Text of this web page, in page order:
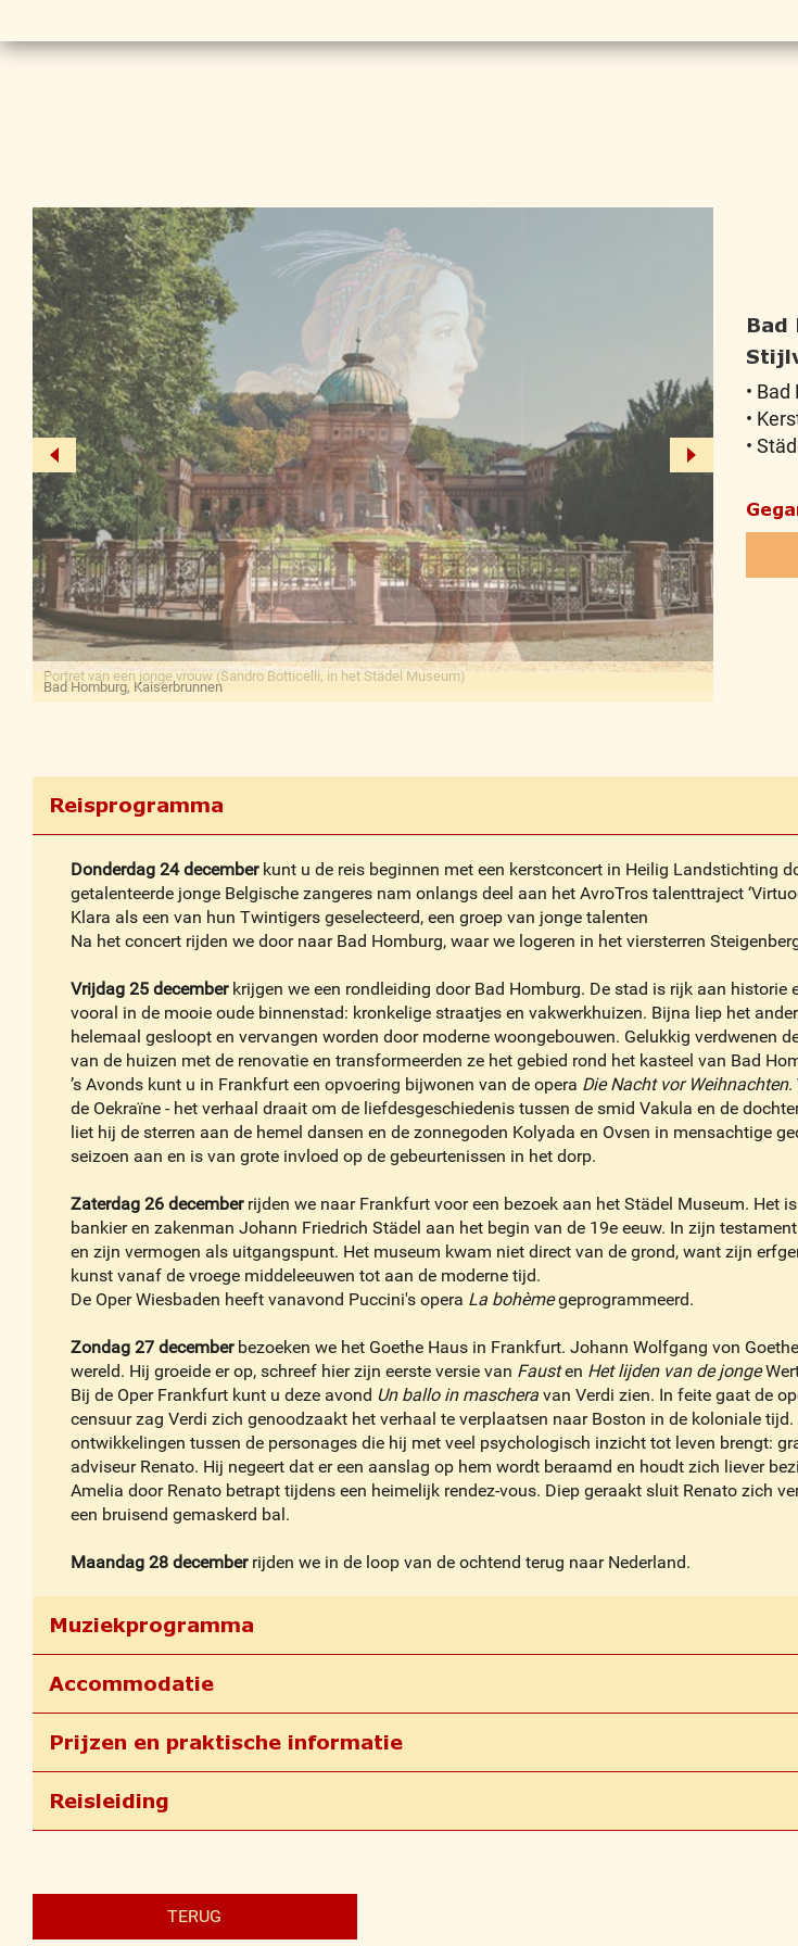
Bad Homburg, Kaiserbrunnen
Bad
•
•
•
Reisprogramma
Donderdag 24 decemberkunt u de reis beginnen met een kerstconcert in Heilig Landstichting
getalenteerde jonge Belgische zangeres nam onlangs deel aan het AvroTros talenttraject
Klara als een van hun Twintigers geselecteerd, een groep van jonge talenten
Na het concert rijden we door naar Bad Homburg, waar we logeren in het viersterren
Vrijdag 25 december krijgen we een rondleiding door Bad Homburg. De stad is rijk aan
vooral in de mooie oude binnenstad: kronkelige straatjes en vakwerkhuizen. Bijna liep het
helemaal gesloopt en vervangen worden door moderne woongebouwen. Gelukkig verdwenen
van de huizen met de renovatie en transformeerden ze het gebied rond het kasteel van Bad
’s Avonds kunt u in Frankfurt een opvoering bijwonen van de opera Die Nacht vor Weihnachten.
de Oekraïne - het verhaal draait om de liefdesgeschiedenis tussen de smid Vakula en de
liet hij de sterren aan de hemel dansen en de zonnegoden Kolyada en Ovsen in mensachtige
seizoen aan en is van grote invloed op de gebeurtenissen in het dorp.
Zaterdag 26 december rijden we naar Frankfurt voor een bezoek aan het Städel Museum. Het
bankier en zakenman Johann Friedrich Städel aan het begin van de 19e eeuw. In zijn
en zijn vermogen als uitgangspunt. Het museum kwam niet direct van de grond, want zijn
kunst vanaf de vroege middeleeuwen tot aan de moderne tijd.
De Oper Wiesbaden heeft vanavond Puccini's opera La bohèmegeprogrammeerd.
Zondag 27 december bezoeken we het Goethe Haus in Frankfurt. Johann Wolfgang von
wereld. Hij groeide er op, schreef hier zijn eerste versie van Fausten Het lijden van de jonge
Bij de Oper Frankfurt kunt u deze avond Un ballo in maschera van Verdi zien. In feite gaat de
censuur zag Verdi zich genoodzaakt het verhaal te verplaatsen naar Boston in de koloniale
ontwikkelingen tussen de personages die hij met veel psychologisch inzicht tot leven brengt:
adviseur Renato. Hij negeert dat er een aanslag op hem wordt beraamd en houdt zich liever
Amelia door Renato betrapt tijdens een heimelijk rendez-vous. Diep geraakt sluit Renato zich
een bruisend gemaskerd bal.
Maandag 28 decemberrijden we in de loop van de ochtend terug naar Nederland.
Muziekprogramma
Accommodatie
Prijzen en praktische informatie
Reisleiding
TERUG